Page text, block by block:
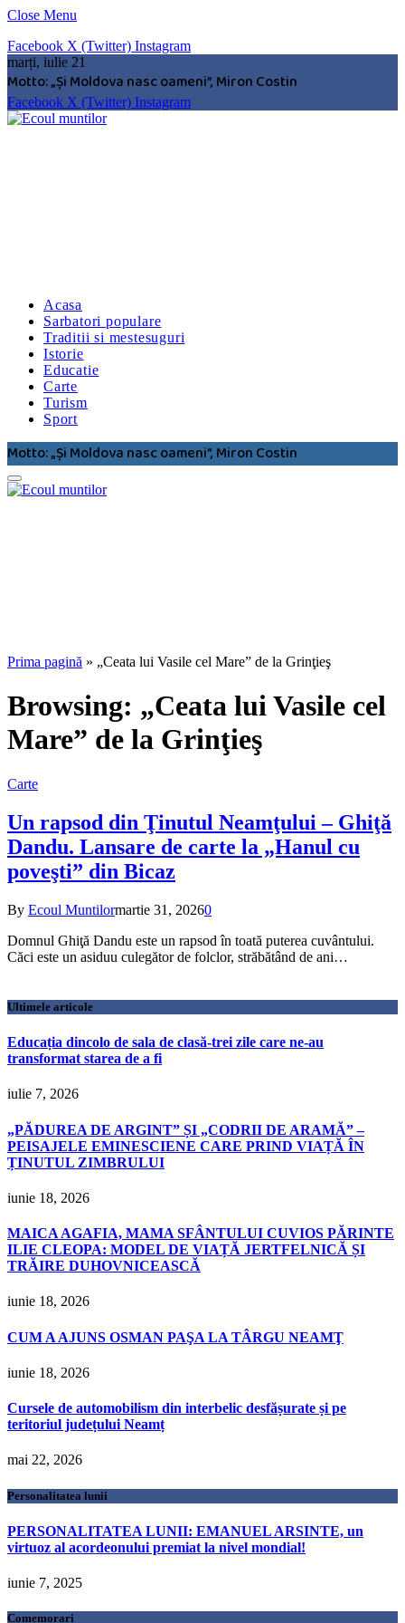
Close Menu
Facebook X (Twitter) Instagram
marți, iulie 21
Motto: „Şi Moldova nasc oameni”, Miron Costin
Facebook X (Twitter) Instagram
Acasa
Sarbatori populare
Traditii si mestesuguri
Istorie
Educatie
Carte
Turism
Sport
Motto: „Şi Moldova nasc oameni”, Miron Costin
Prima pagină » „Ceata lui Vasile cel Mare” de la Grinţieş
Browsing: „Ceata lui Vasile cel
Mare” de la Grinţieş
Carte
Un rapsod din Ţinutul Neamţului – Ghiţă
Dandu. Lansare de carte la „Hanul cu
poveşti” din Bicaz
By Ecoul Muntilormartie 31, 20260
Domnul Ghiţă Dandu este un rapsod în toată puterea cuvântului.
Căci este un asiduu culegător de folclor, străbătând de ani…
Ultimele articole
Educația dincolo de sala de clasă-trei zile care ne-au
transformat starea de a fi
iulie 7, 2026
„PĂDUREA DE ARGINT” ȘI „CODRII DE ARAMĂ” –
PEISAJELE EMINESCIENE CARE PRIND VIAȚĂ ÎN
ȚINUTUL ZIMBRULUI
iunie 18, 2026
MAICA AGAFIA, MAMA SFÂNTULUI CUVIOS PĂRINTE
ILIE CLEOPA: MODEL DE VIAȚĂ JERTFELNICĂ ȘI
TRĂIRE DUHOVNICEASCĂ
iunie 18, 2026
CUM A AJUNS OSMAN PAŞA LA TÂRGU NEAMŢ
iunie 18, 2026
Cursele de automobilism din interbelic desfășurate și pe
teritoriul județului Neamț
mai 22, 2026
Personalitatea lunii
PERSONALITATEA LUNII: EMANUEL ARSINTE, un
virtuoz al acordeonului premiat la nivel mondial!
iunie 7, 2025
Comemorari